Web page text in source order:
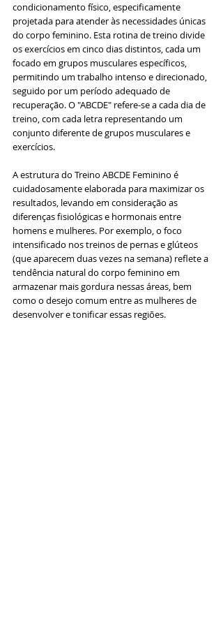
condicionamento físico, especificamente
projetada para atender às necessidades únicas
do corpo feminino. Esta rotina de treino divide
os exercícios em cinco dias distintos, cada um
focado em grupos musculares específicos,
permitindo um trabalho intenso e direcionado,
seguido por um período adequado de
recuperação. O "ABCDE" refere-se a cada dia de
treino, com cada letra representando um
conjunto diferente de grupos musculares e
exercícios.
A estrutura do Treino ABCDE Feminino é
cuidadosamente elaborada para maximizar os
resultados, levando em consideração as
diferenças fisiológicas e hormonais entre
homens e mulheres. Por exemplo, o foco
intensificado nos treinos de pernas e glúteos
(que aparecem duas vezes na semana) reflete a
tendência natural do corpo feminino em
armazenar mais gordura nessas áreas, bem
como o desejo comum entre as mulheres de
desenvolver e tonificar essas regiões.